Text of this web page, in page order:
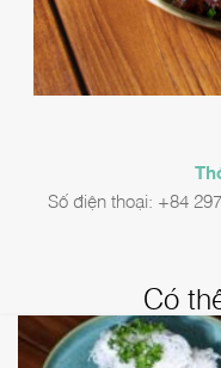
Số điện thoại: +84
Có